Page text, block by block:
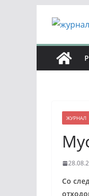
ЖУРНАЛ
Со